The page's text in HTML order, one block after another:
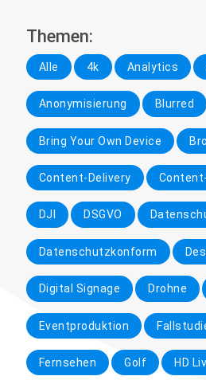
Themen:
Alle 4k Analytics
Anonymisierung Blurred
Bring Your Own Device
Content-Delivery
DJI DSGVO
Datenschutzkonform
Digital Signage Drohne
Eventproduktion
Fernsehen Golf HD